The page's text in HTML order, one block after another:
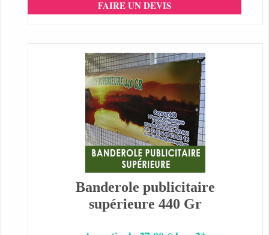
FAIRE UN DEVIS
Banderole publicitaire
supérieure 440 Gr